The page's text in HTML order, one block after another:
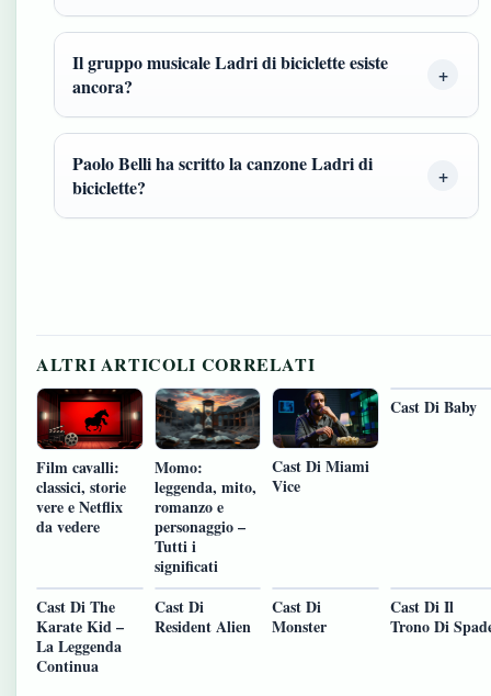
Il gruppo musicale Ladri di biciclette esiste
ancora?
Paolo Belli ha scritto la canzone Ladri di
biciclette?
ALTRI ARTICOLI CORRELATI
Film cavalli:
classici, storie
vere e Netflix
da vedere
Momo:
leggenda, mito,
romanzo e
personaggio –
Tutti i
significati
Cast Di Miami
Vice
Cast Di Baby
Cast Di The
Karate Kid –
La Leggenda
Continua
Cast Di
Resident Alien
Cast Di
Monster
Cast Di Il
Trono Di